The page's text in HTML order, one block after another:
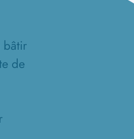
bâtir
de